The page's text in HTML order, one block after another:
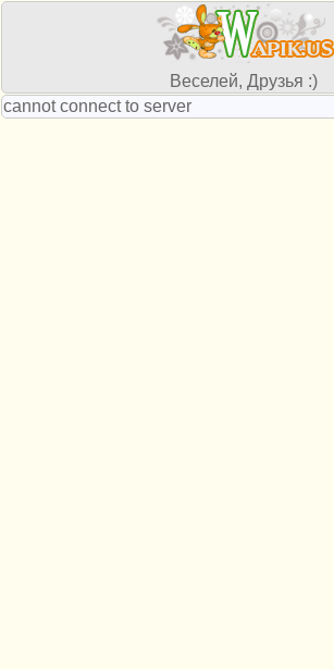
Веселей, Друзья :)
cannot connect to server